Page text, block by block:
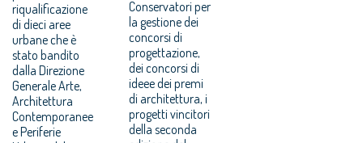
riqualificazione
di dieci aree
urbane che è
stato bandito
dalla Direzione
Generale Arte,
Architettura
Contemporanee
e Periferie
Conservatori per
la gestione dei
concorsi di
progettazione,
dei concorsi di
ideee dei premi
di architettura, i
progetti vincitori
della seconda